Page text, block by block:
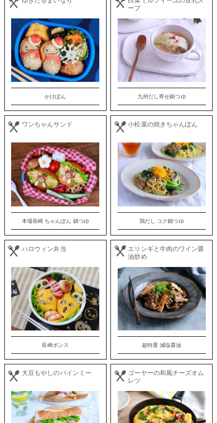
かけぽん
ープ
九州だし寄せ鍋つゆ
ワンちゃんサンド
本場長崎 ちゃんぽん 鍋つゆ
小松菜の焼きちゃんぽん
鶏だし コク鍋つゆ
ハロウィン弁当
長崎ポンス
エリンギと牛肉のワイン醤
油炒め
超特選 減塩醤油
大豆もやしのバインミー
ゴーヤーの和風チーズオム
レツ